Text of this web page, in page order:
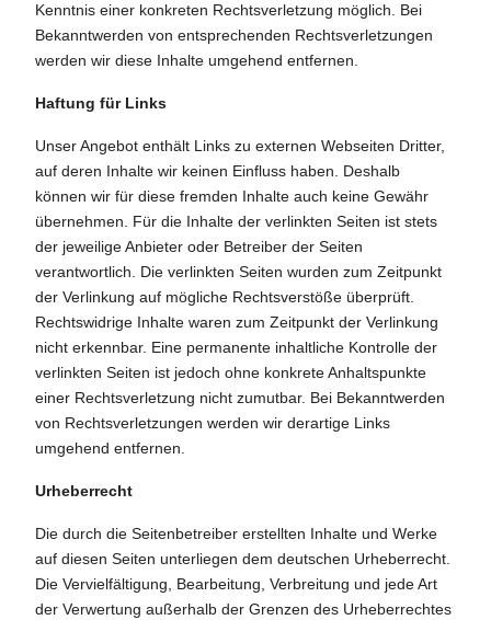
Kenntnis einer konkreten Rechtsverletzung möglich. Bei
Bekanntwerden von entsprechenden Rechtsverletzungen
werden wir diese Inhalte umgehend entfernen.
Haftung für Links
Unser Angebot enthält Links zu externen Webseiten Dritter,
auf deren Inhalte wir keinen Einfluss haben. Deshalb
können wir für diese fremden Inhalte auch keine Gewähr
übernehmen. Für die Inhalte der verlinkten Seiten ist stets
der jeweilige Anbieter oder Betreiber der Seiten
verantwortlich. Die verlinkten Seiten wurden zum Zeitpunkt
der Verlinkung auf mögliche Rechtsverstöße überprüft.
Rechtswidrige Inhalte waren zum Zeitpunkt der Verlinkung
nicht erkennbar. Eine permanente inhaltliche Kontrolle der
verlinkten Seiten ist jedoch ohne konkrete Anhaltspunkte
einer Rechtsverletzung nicht zumutbar. Bei Bekanntwerden
von Rechtsverletzungen werden wir derartige Links
umgehend entfernen.
Urheberrecht
Die durch die Seitenbetreiber erstellten Inhalte und Werke
auf diesen Seiten unterliegen dem deutschen Urheberrecht.
Die Vervielfältigung, Bearbeitung, Verbreitung und jede Art
der Verwertung außerhalb der Grenzen des Urheberrechtes